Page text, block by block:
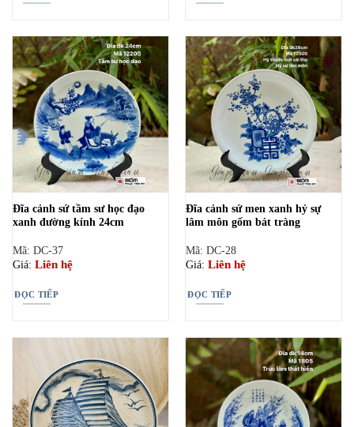
Đĩa cảnh sứ tầm sư học đạo
xanh đường kính 24cm
Mã: DC-37
Giá: Liên hệ
ĐỌC TIẾP
Đĩa cảnh sứ men xanh hỷ sự
lâm môn gốm bát tràng
Mã: DC-28
Giá: Liên hệ
ĐỌC TIẾP